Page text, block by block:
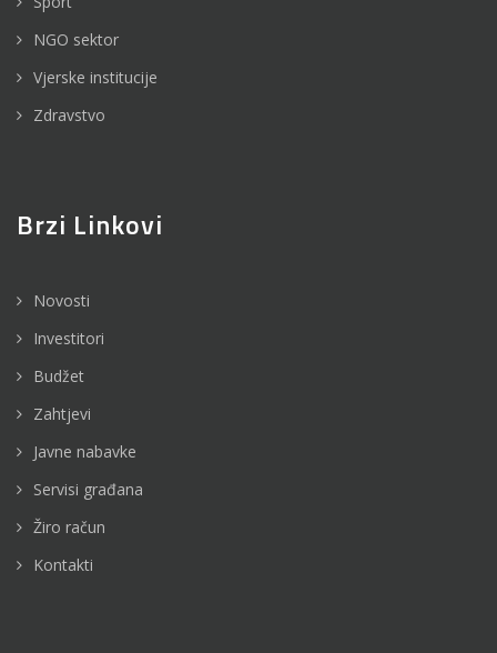
NGO sektor
Vjerske institucije
Zdravstvo
Brzi Linkovi
Novosti
Investitori
Budžet
Zahtjevi
Javne nabavke
Servisi građana
Žiro račun
Kontakti